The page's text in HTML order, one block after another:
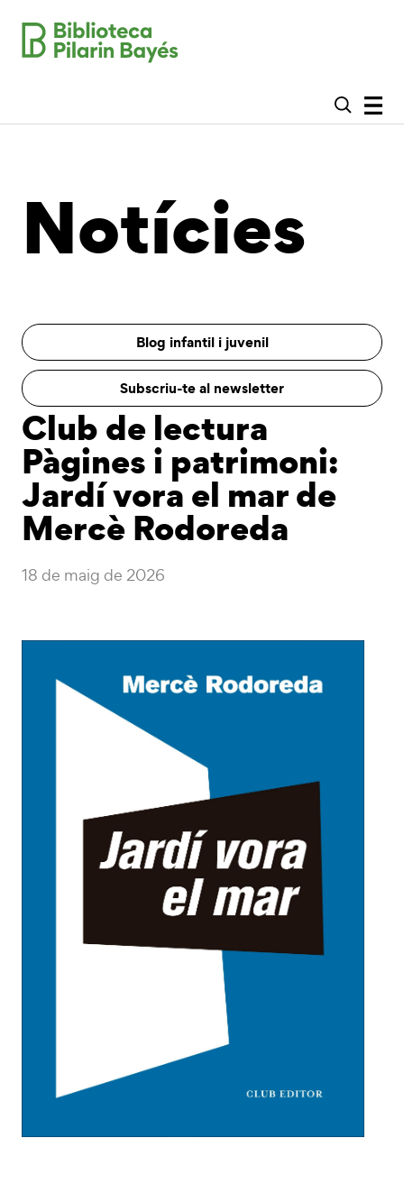
Notícies
Blog infantil i juvenil
Subscriu-te al newsletter
Club de lectura
Pàgines i patrimoni:
Jardí vora el mar de
Mercè Rodoreda
18 de maig de 2026